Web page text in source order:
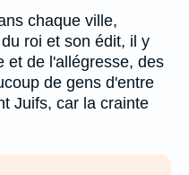
chaque ville,
roi et son édit, il y
et de l'allégresse, des
de gens d'entre
Juifs, car la crainte